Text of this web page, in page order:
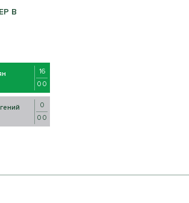
B
16
0 0
0
0 0